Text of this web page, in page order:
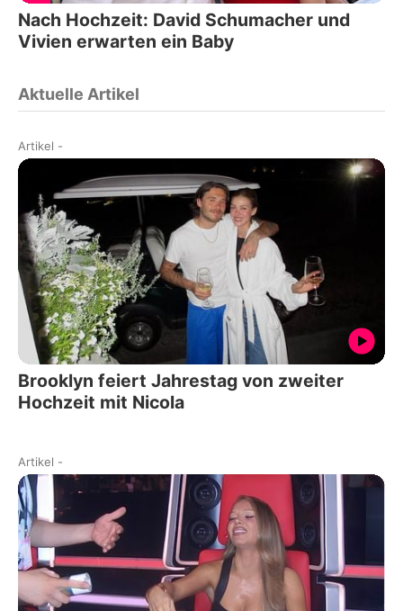
Nach Hochzeit: David Schumacher und
Vivien erwarten ein Baby
Aktuelle Artikel
Artikel -
Brooklyn feiert Jahrestag von zweiter
Hochzeit mit Nicola
Artikel -